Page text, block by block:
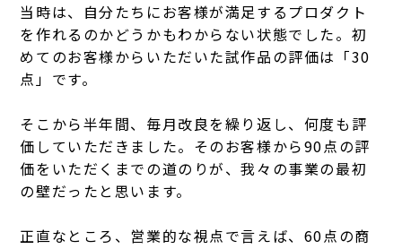
当時は、自分たちにお客様が満足するプロダクト
を作れるのかどうかもわからない状態でした。初
めてのお客様からいただいた試作品の評価は「30
点」です。
そこから半年間、毎月改良を繰り返し、何度も評
価していただきました。そのお客様から90点の評
価をいただくまでの道のりが、我々の事業の最初
の壁だったと思います。
正直なところ、営業的な視点で言えば、60点の商